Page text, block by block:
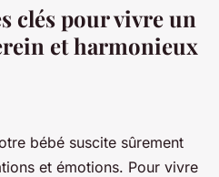
clés pour vivre un
et harmonieux
bébé suscite sûrement
et émotions. Pour vivre